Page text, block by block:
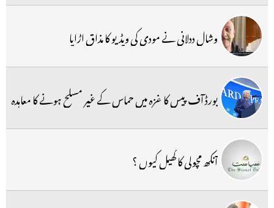
وشال ددلانی نے مودی کی ویڈیو کا مذاق اڑایا
بورڈ آف پیس کا غزہ میں حماس کے غیر مسلح ہونے کا معاہدہ
آنکھ مچولی کا کھیل کیوں ؟